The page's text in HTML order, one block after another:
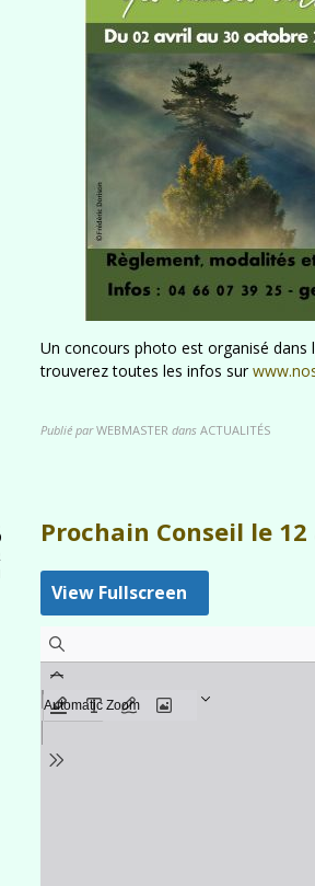
Un concours photo est organisé dans
trouverez toutes les infos sur
Publié par WEBMASTER dans ACTUALITÉS
Prochain Conseil le
View Fullscreen